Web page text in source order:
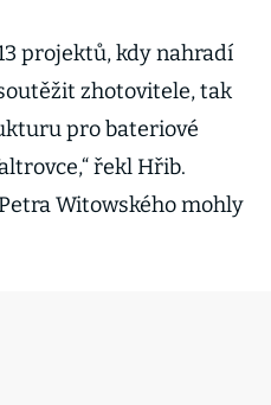
projektů, kdy nahradí
zhotovitele, tak
pro bateriové
řekl Hřib.
Witowského mohly